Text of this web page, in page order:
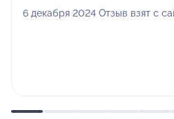
6 декабря 2024 Отзыв взят с